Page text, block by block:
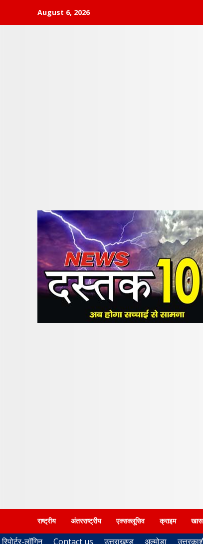
August 6, 2026
राष्ट्रीय अंतरराष्ट्रीय एक्सक्लूसिव क्राइम
रिपोर्टर-लॉगिन Contact us उत्तराखण्ड अल्मोड़ा